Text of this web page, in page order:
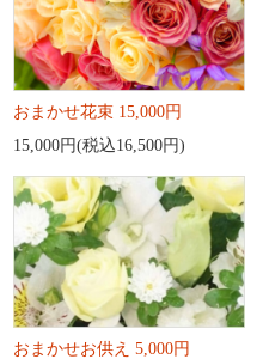
おまかせ花束 15,000円
15,000円(税込16,500円)
おまかせお供え 5,000円